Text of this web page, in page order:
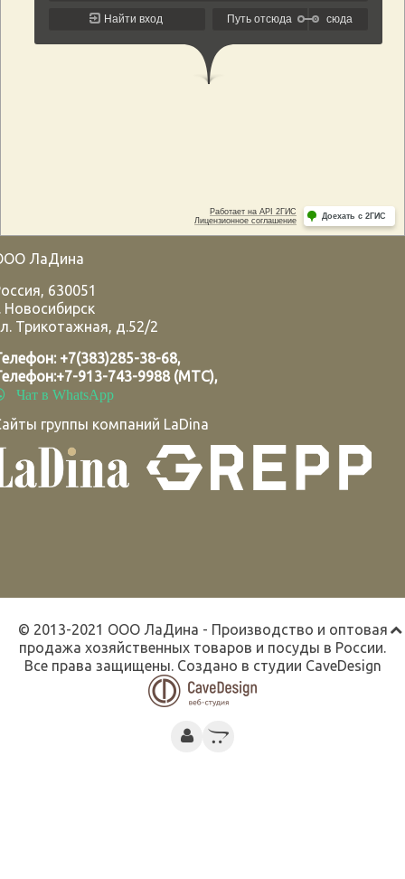
ЛаДина
, 630051
Новосибирск
Трикотажная, д.52/2
+7(383)285-38-68,
+7-913-743-9988 (МТС),
Чат в WhatsApp
группы компаний LaDina
© 2013-2021 ООО ЛаДина - Производство и оптовая
продажа хозяйственных товаров и посуды в России.
Все права защищены. Создано в студии CaveDesign